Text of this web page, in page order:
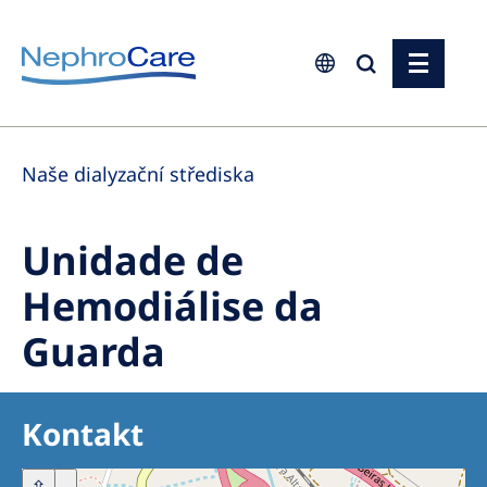
Europe
Czech Republic
Germany
Israel
Italy
Poland
Portugal
Naše dialyzační střediska
Unidade de
Hemodiálise da
Guarda
Kontakt